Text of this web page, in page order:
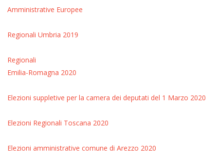
Amministrative Europee
Regionali Umbria 2019
Regionali
Emilia-Romagna 2020
Elezioni suppletive per la camera dei deputati del 1 Marzo 2020
Elezioni Regionali Toscana 2020
Elezioni amministrative comune di Arezzo 2020